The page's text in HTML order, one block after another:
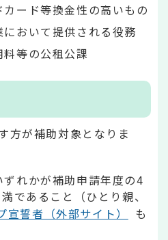
ード等換金性の高いもの
おいて提供される役務
等の公租公課
方が補助対象となりま
れかが補助申請年度の4
であること（ひとり親、
宣誓者（外部サイト）
も